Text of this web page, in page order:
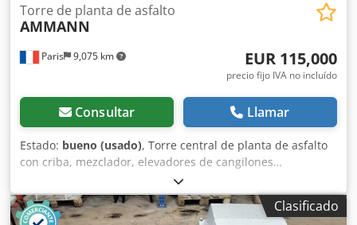
Paris 9,075 km
Torre de planta de asfalto
AMMANN
EUR 115,000
precio fijo IVA no incluído
Consultar Llamar
Estado: bueno (usado), Torre central de planta de asfalto
con criba, mezclador, elevadores de cangilones…
Capacidad: 160 toneladas/hora Dedpjy Hf Dujfx Am Tokr
Clasificado